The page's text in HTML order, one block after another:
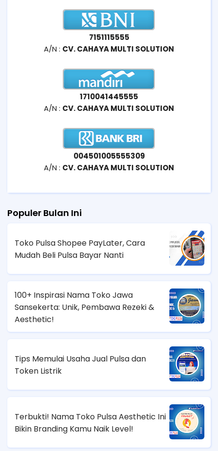
7151115555
A/N : CV. CAHAYA MULTI SOLUTION
1710041445555
A/N : CV. CAHAYA MULTI SOLUTION
004501005555309
A/N : CV. CAHAYA MULTI SOLUTION
Populer Bulan Ini
Toko Pulsa Shopee PayLater, Cara
Mudah Beli Pulsa Bayar Nanti
100+ Inspirasi Nama Toko Jawa
Sansekerta: Unik, Pembawa Rezeki &
Aesthetic!
Tips Memulai Usaha Jual Pulsa dan
Token Listrik
Terbukti! Nama Toko Pulsa Aesthetic Ini
Bikin Branding Kamu Naik Level!